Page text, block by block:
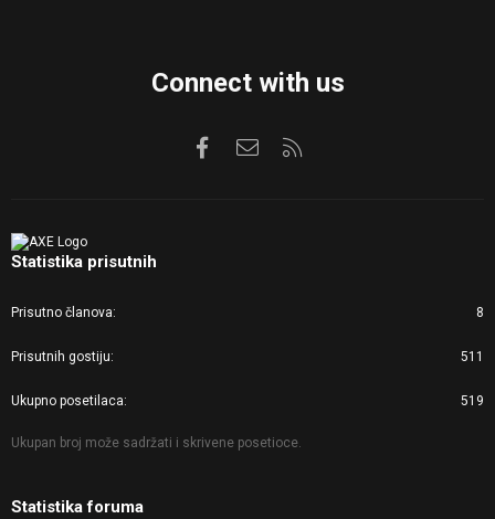
Connect with us
FacebookKontaktirajte nas
Statistika prisutnih
Prisutno članova 8
Prisutnih gostiju 511
Ukupno posetilaca 519
Ukupan broj može sadržati i skrivene posetioce.
Statistika foruma